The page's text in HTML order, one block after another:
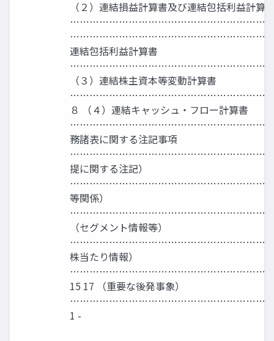
（２）連結損益計算書及び連結包括利益計算
連結包括利益計算書
（３）連結株主資本等変動計算書
８ （４）連結キャッシュ・フロー計算書
務諸表に関する注記事項
提に関する注記）
等関係）
（セグメント情報等）
株当たり情報）
15 17 （重要な後発事象）
1 -